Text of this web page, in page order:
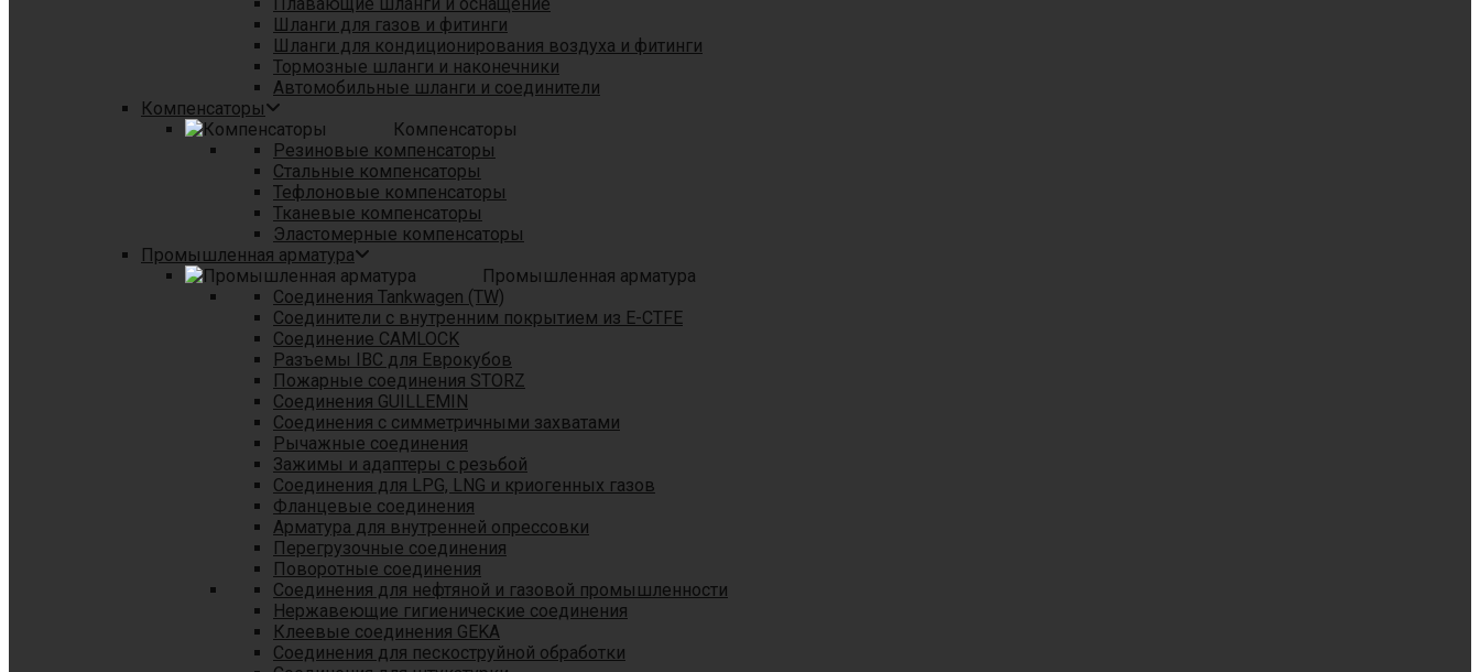
Шланги для газов и фитинги
Шланги для кондиционирования воздуха и фитинги
Тормозные шланги и наконечники
Автомобильные шланги и соединители
Компенсаторы
Компенсаторы
Резиновые компенсаторы
Стальные компенсаторы
Тефлоновые компенсаторы
Тканевые компенсаторы
Эластомерные компенсаторы
Промышленная арматура
Промышленная арматура
Соединения Tankwagen (TW)
Соединители с внутренним покрытием из E-CTFE
Соединение CAMLOCK
Разъемы IBC для Еврокубов
Пожарные соединения STORZ
Соединения GUILLEMIN
Соединения с симметричными захватами
Рычажные соединения
Зажимы и адаптеры с резьбой
Соединения для LPG, LNG и криогенных газов
Фланцевые соединения
Арматура для внутренней опрессовки
Перегрузочные соединения
Поворотные соединения
Соединения для нефтяной и газовой промышленности
Нержавеющие гигиенические соединения
Клеевые соединения GEKA
Соединения для пескоструйной обработки